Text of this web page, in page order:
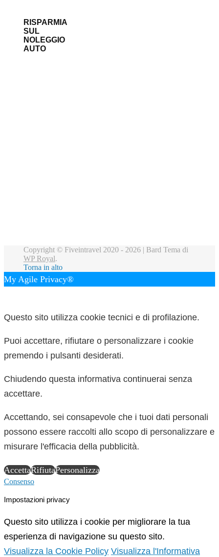
RISPARMIA
SUL
NOLEGGIO
AUTO
Copyright © Fiveintravel 2020 - 2026 | Bard Tema di
WP Royal.
Torna in alto
My Agile Privacy®
Questo sito utilizza cookie tecnici e di profilazione.
Puoi accettare, rifiutare o personalizzare i cookie
premendo i pulsanti desiderati.
Chiudendo questa informativa continuerai senza
accettare.
Accettando, sei consapevole che i tuoi dati personali
possono essere raccolti allo scopo di personalizzare e
misurare l'efficacia della pubblicità.
AccettaRifiutaPersonalizza
Consenso
Impostazioni privacy
Questo sito utilizza i cookie per migliorare la tua
esperienza di navigazione su questo sito.
Visualizza la Cookie Policy Visualizza l'Informativa